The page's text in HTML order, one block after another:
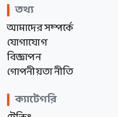
তথ্য
আমাদের সম্পর্কে
যোগাযোগ
বিজ্ঞাপন
গোপনীয়তা নীতি
ক্যাটেগরি